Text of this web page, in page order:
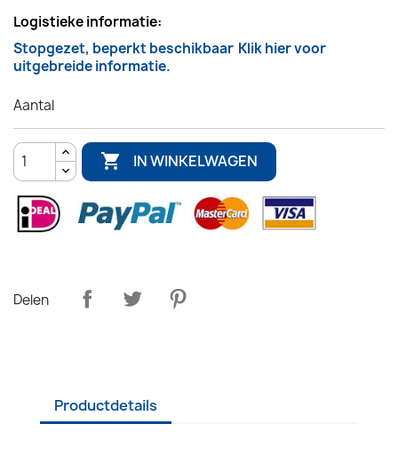
Logistieke informatie:
Stopgezet, beperkt beschikbaar Klik hier voor
uitgebreide informatie.
Aantal
 IN WINKELWAGEN
Delen
Productdetails